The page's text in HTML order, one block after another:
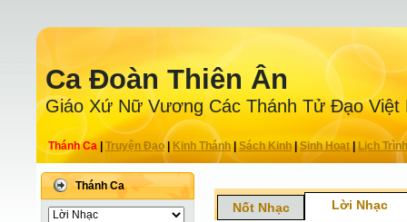
Ca Ðoàn Thiên Ân
Giáo Xứ Nữ Vương Các Thánh Tử Ðạo Việt
Thánh Ca Truyện Ðạo| Kinh Thánh Sách Kinh|Sinh Hoạt| Lịch Trình
Thánh Ca
Nốt Nhạc Lời Nhạc